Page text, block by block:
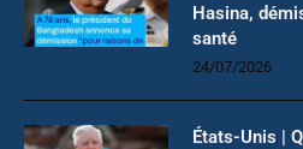
Hasina,
santé
24/07/2026
États-Unis |